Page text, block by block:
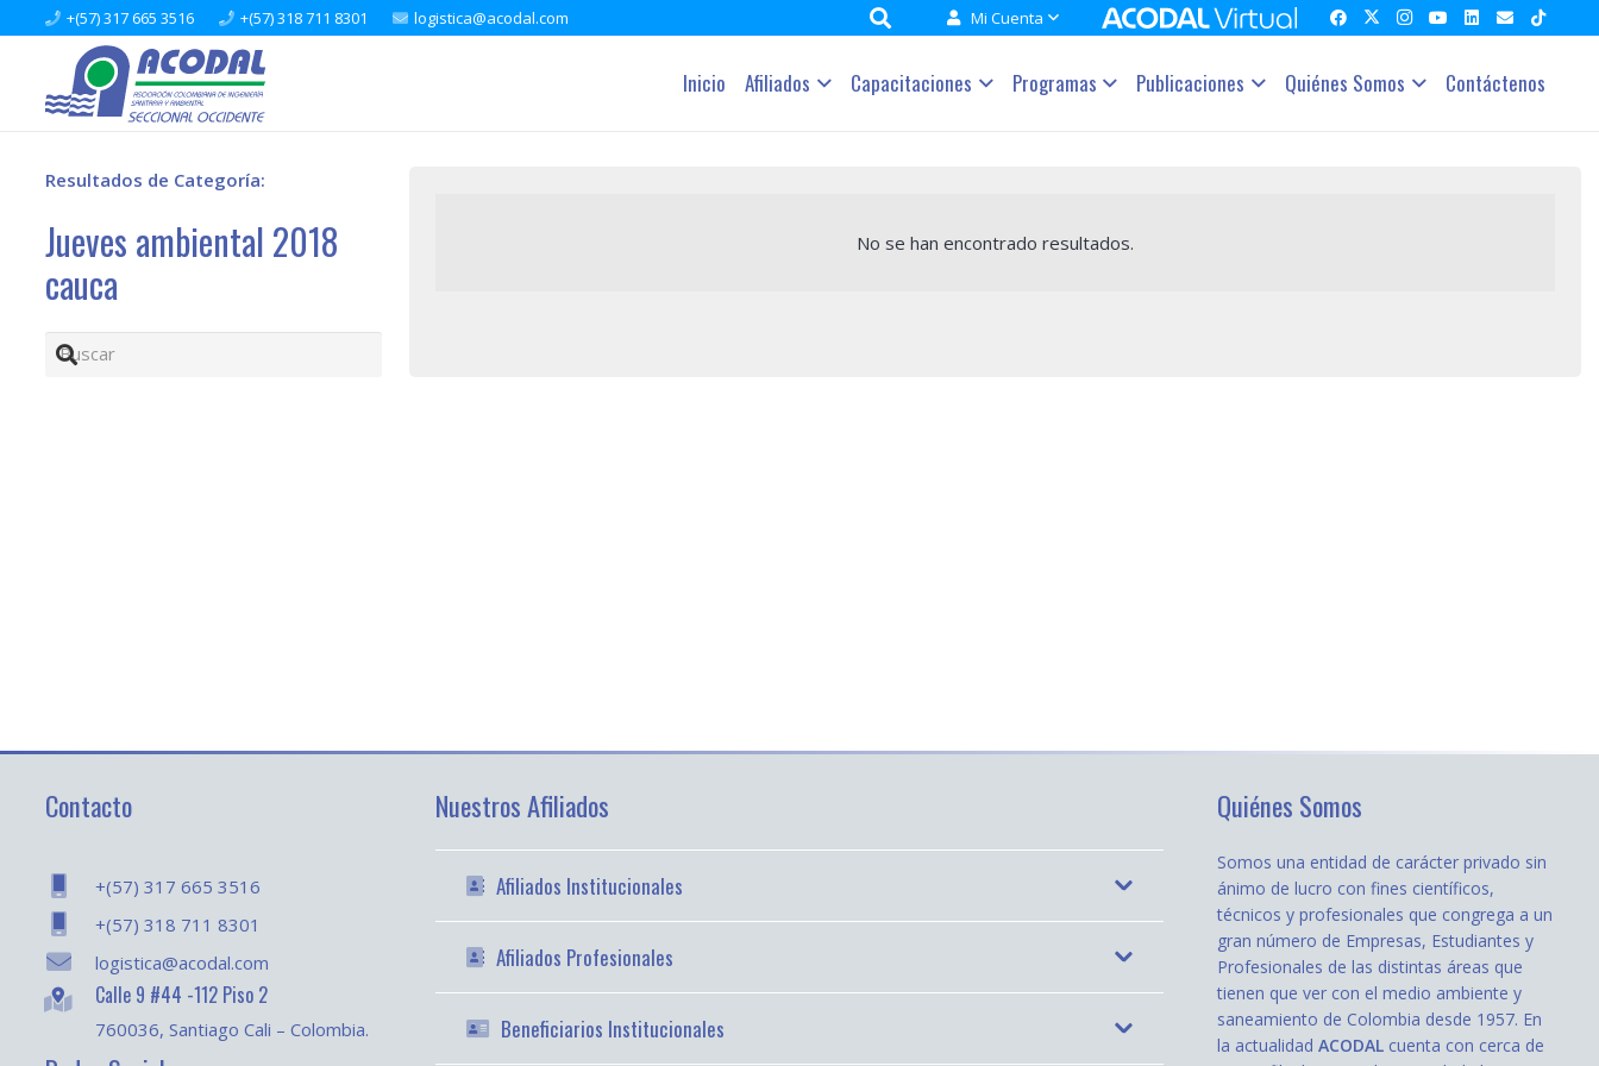
+(57) 317 665 3516 +(57) 318 711 8301 logistica@acodal.com Mi Cuenta
Inicio Afiliados Capacitaciones Programas Publicaciones Quiénes Somos Contáctenos
Resultados de Categoría:
Jueves ambiental 2018
cauca
No se han encontrado resultados.
Contacto
+(57) 317 665 3516
+(57) 318 711 8301
logistica@acodal.com
Calle 9 #44 -112 Piso 2
760036, Santiago Cali – Colombia.
Nuestros Afiliados
Afiliados Institucionales
Afiliados Profesionales
Beneficiarios Institucionales
Quiénes Somos
Somos una entidad de carácter privado sin
ánimo de lucro con fines científicos,
técnicos y profesionales que congrega a un
gran número de Empresas, Estudiantes y
Profesionales de las distintas áreas que
tienen que ver con el medio ambiente y
saneamiento de Colombia desde 1957. En
la actualidad ACODAL cuenta con cerca de